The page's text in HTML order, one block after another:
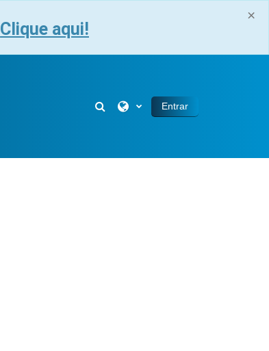
×
Clique aqui!
Alternar entrada de pesquisa
Entrar